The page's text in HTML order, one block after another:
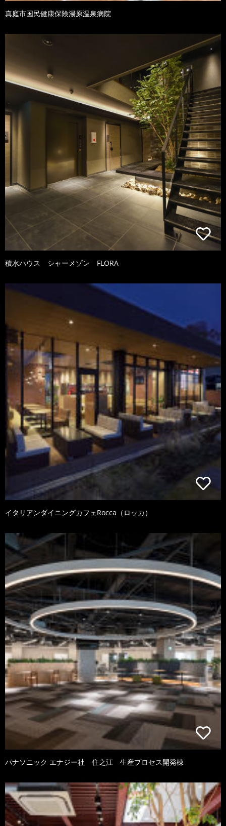
真庭市国民健康保険湯原温泉病院
積水ハウス シャーメゾン FLORA
イタリアンダイニングカフェRocca（ロッカ）
パナソニック エナジー社 住之江 生産プロセス開発棟